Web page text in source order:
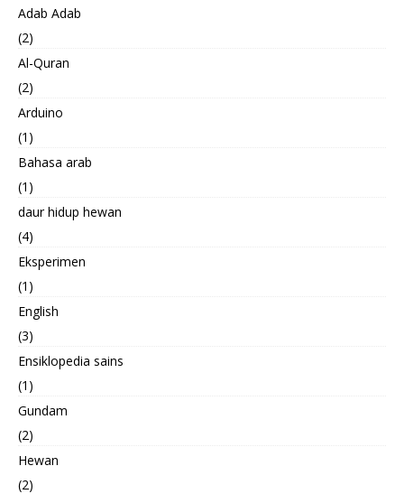
Adab Adab
(2)
Al-Quran
(2)
Arduino
(1)
Bahasa arab
(1)
daur hidup hewan
(4)
Eksperimen
(1)
English
(3)
Ensiklopedia sains
(1)
Gundam
(2)
Hewan
(2)